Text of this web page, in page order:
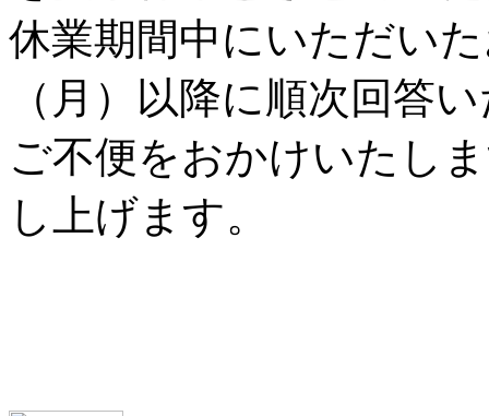
休業期間中にいただい
（月）以降に順次回答
ご不便をおかけいたし
し上げます。